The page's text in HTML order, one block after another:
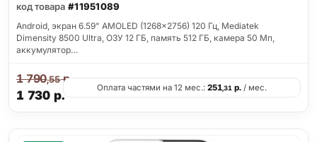
код товара #11951089
Android, экран 6.59" AMOLED (1268x2756) 120 Гц, Mediatek
Dimensity 8500 Ultra, ОЗУ 12 ГБ, память 512 ГБ, камера 50 Мп,
аккумулятор…
1 730 р.
1 790,55р.
Оплата частями на 12 мес.: 251,31 р. / мес.